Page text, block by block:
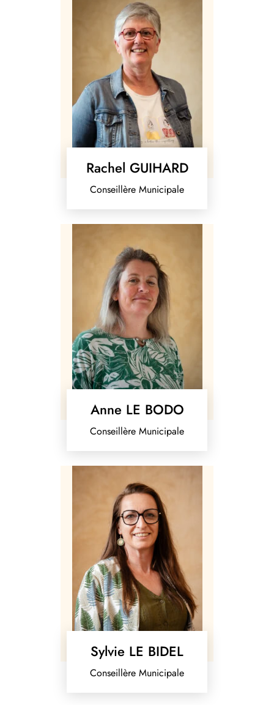
Rachel GUIHARD
Conseillère Municipale
Anne LE BODO
Conseillère Municipale
Sylvie LE BIDEL
Conseillère Municipale